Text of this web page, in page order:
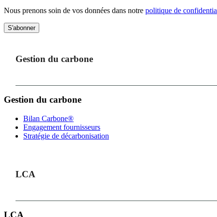
Nous prenons soin de vos données dans notre politique de
S'abonner
Gestion du carbone
Gestion du carbone
Bilan Carbone®
Engagement fournisseurs
Stratégie de décarbonisation
LCA
LCA